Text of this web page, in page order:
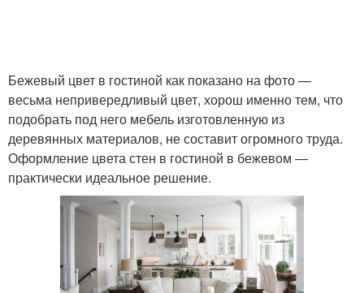
Бежевый цвет в гостиной как показано на фото —
весьма непривередливый цвет, хорош именно тем, что
подобрать под него мебель изготовленную из
деревянных материалов, не составит огромного труда.
Оформление цвета стен в гостиной в бежевом —
практически идеальное решение.